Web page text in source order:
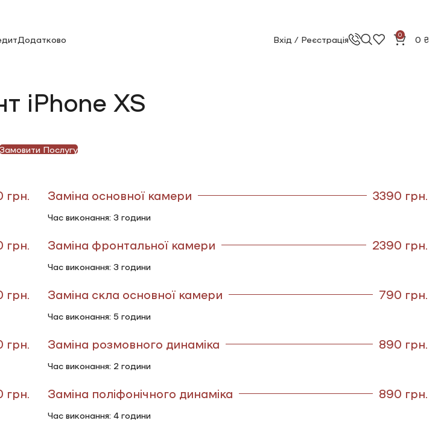
Додатково Вхід / Реєстрація 0 0 ₴
iPhone XS
Замовити Послугу
грн.
грн.
грн.
грн.
грн.
Заміна основної камери 3390 грн.
Час виконання: 3 години
Заміна фронтальної камери 2390 грн.
Час виконання: 3 години
Заміна скла основної камери 790 грн.
Час виконання: 5 години
Заміна розмовного динаміка 890 грн.
Час виконання: 2 години
Заміна поліфонічного динаміка 890 грн.
Час виконання: 4 години